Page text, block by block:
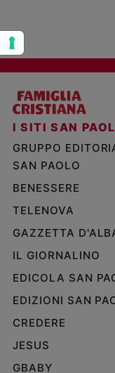
I SITI SAN
GRUPPO
SAN PAOLO
BENESSERE
TELENOVA
GAZZETTA
IL GIORNALINO
EDICOLA SAN
EDIZIONI SAN
CREDERE
JESUS
GBABY